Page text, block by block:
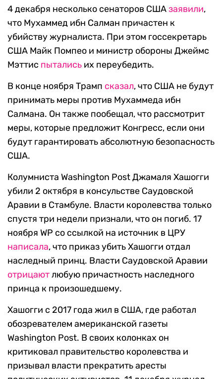
4 декабря несколько сенаторов СШАзаявили,
что Мухаммед ибн Салман причастен к
убийству журналиста. При этом госсекретарь
США Майк Помпео и министр обороны Джеймс
Мэттис пытались их переубедить.
В конце ноября Трамп сказал, что США не будут
принимать меры против Мухаммеда ибн
Салмана. Он также пообещал, что рассмотрит
меры, которые предложит Конгресс, если они
будут гарантировать абсолютную безопасность
США.
Колумниста Washington Post Джамаля Хашогги
убили 2 октября в консульстве Саудовской
Аравии в Стамбуле. Власти королевства только
спустя три недели признали, что он погиб. 17
ноября WP со ссылкой на источник в ЦРУ
написала, что приказ убить Хашогги отдал
наследный принц. Власти Саудовской Аравии
отрицаютлюбую причастность наследного
принца к произошедшему.
Хашогги с 2017 года жил в США, где работал
обозревателем американской газеты
Washington Post. В своих колонках он
критиковал правительство королевства и
призывал власти прекратить аресты